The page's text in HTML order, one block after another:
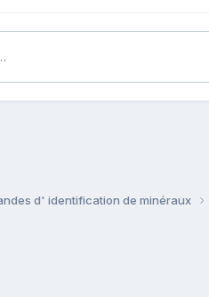
d' identification de minéraux